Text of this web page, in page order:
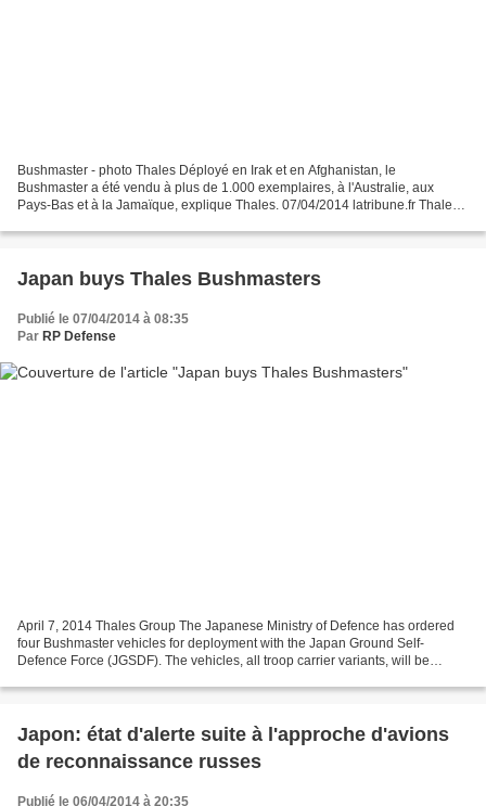
Bushmaster - photo Thales Déployé en Irak et en Afghanistan, le
Bushmaster a été vendu à plus de 1.000 exemplaires, à l'Australie, aux
Pays-Bas et à la Jamaïque, explique Thales. 07/04/2014 latribune.fr Thales
Japan buys Thales Bushmasters
Publié le 07/04/2014 à 08:35
Par RP Defense
April 7, 2014 Thales Group The Japanese Ministry of Defence has ordered
four Bushmaster vehicles for deployment with the Japan Ground Self-
Defence Force (JGSDF). The vehicles, all troop carrier variants, will be
Japon: état d'alerte suite à l'approche d'avions
de reconnaissance russes
Publié le 06/04/2014 à 20:35